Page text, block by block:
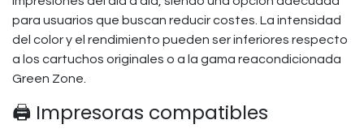
para usuarios que buscan reducir costes. La intensidad
del color y el rendimiento pueden ser inferiores respecto
a los cartuchos originales o a la gama reacondicionada
Green Zone.
🖨️ Impresoras compatibles